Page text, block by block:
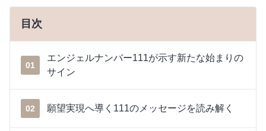
目次
01
エンジェルナンバー111が示す新たな始まりの
サイン
02 願望実現へ導く111のメッセージを読み解く